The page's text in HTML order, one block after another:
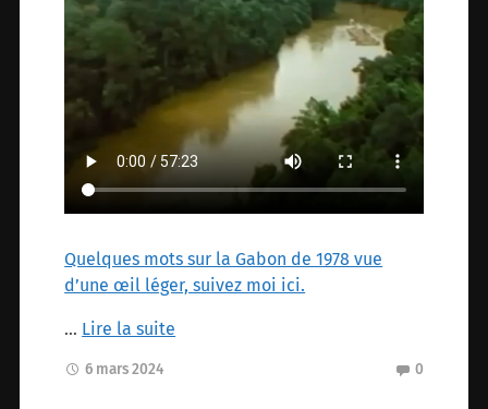
Quelques mots sur la Gabon de 1978 vue
d’une œil léger, suivez moi ici.
… Lire la suite
6 mars 2024 0